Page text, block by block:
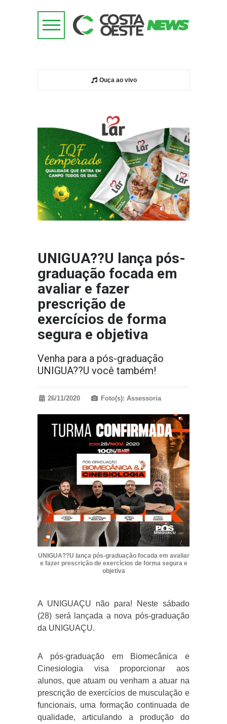
Ouça ao vivo
UNIGUA??U lança pós-
graduação focada em
avaliar e fazer
prescrição de
exercícios de forma
segura e objetiva
Venha para a pós-graduação
UNIGUA??U você também!
26/11/2020 Foto(s): Assessoria
UNIGUA??U lança pós-graduação focada em avaliar
e fazer prescrição de exercícios de forma segura e
objetiva
A UNIGUAÇU não para! Neste sábado
(28) será lançada a nova pós-graduação
da UNIGUAÇU.
A pós-graduação em Biomecânica e
Cinesiologia visa proporcionar aos
alunos, que atuam ou venham a atuar na
prescrição de exercícios de musculação e
funcionais, uma formação continuada de
qualidade, articulando a produção do